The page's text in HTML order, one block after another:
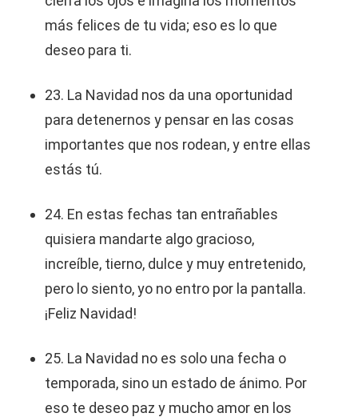
más felices de tu vida; eso es lo que
deseo para ti.
23. La Navidad nos da una oportunidad
para detenernos y pensar en las cosas
importantes que nos rodean, y entre ellas
estás tú.
24. En estas fechas tan entrañables
quisiera mandarte algo gracioso,
increíble, tierno, dulce y muy entretenido,
pero lo siento, yo no entro por la pantalla.
¡Feliz Navidad!
25. La Navidad no es solo una fecha o
temporada, sino un estado de ánimo. Por
eso te deseo paz y mucho amor en los